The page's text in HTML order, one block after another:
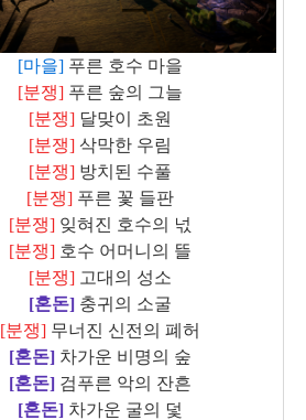
[마을] 푸른 호수 마을
[분쟁] 푸른 숲의 그늘
[분쟁] 달맞이 초원
[분쟁] 삭막한 우림
[분쟁] 방치된 수풀
[분쟁] 푸른 꽃 들판
[분쟁] 잊혀진 호수의 넋
[분쟁] 호수 어머니의 뜰
[분쟁] 고대의 성소
[혼돈] 충귀의 소굴
[분쟁] 무너진 신전의 폐허
[혼돈] 차가운 비명의 숲
[혼돈] 검푸른 악의 잔흔
[혼돈] 차가운 굴의 덫